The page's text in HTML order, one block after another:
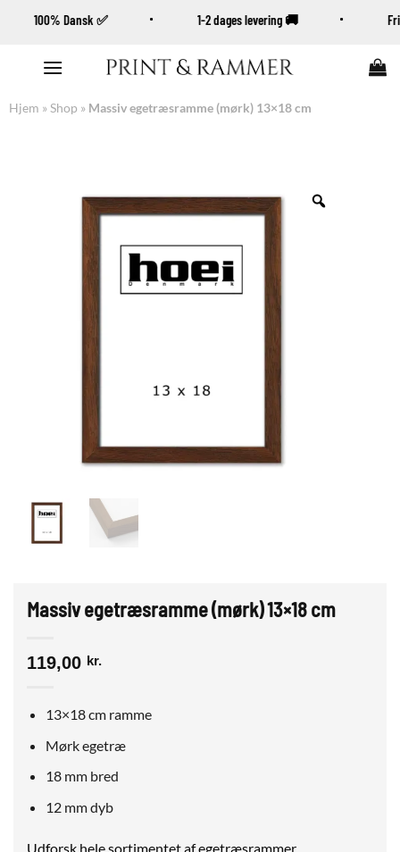
100% Dansk ✅ 1-2 dages levering 🚚
indhold
Hjem »Shop » Massiv egetræsramme (mørk) 13×18 cm
Massiv egetræsramme (mørk) 13×18 cm
119,00 kr.
13×18 cm ramme
Mørk egetræ
18 mm bred
12 mm dyb
Udforsk hele sortimentet af egetræsrammer.